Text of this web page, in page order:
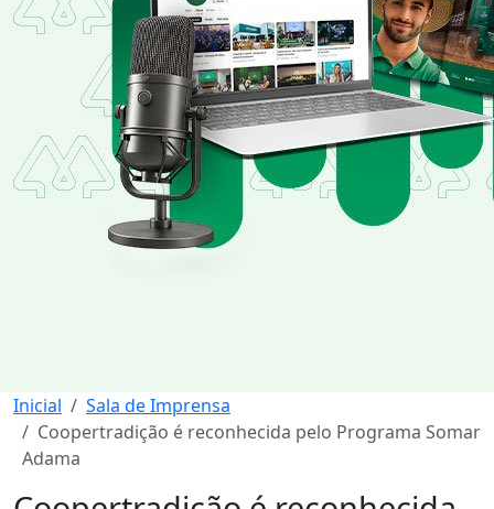
Inicial
Sala de Imprensa
Coopertradição é reconhecida pelo Programa Somar
Adama